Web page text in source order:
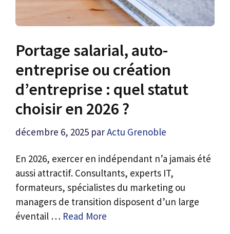
Portage salarial, auto-
entreprise ou création
d’entreprise : quel statut
choisir en 2026 ?
décembre 6, 2025 parActu Grenoble
En 2026, exercer en indépendant n’a jamais été
aussi attractif. Consultants, experts IT,
formateurs, spécialistes du marketing ou
managers de transition disposent d’un large
éventail … Read More